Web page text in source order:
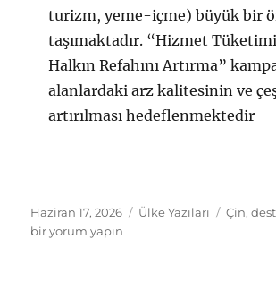
turizm, yeme-içme) büyük bir
taşımaktadır. “Hizmet
Halkın Refahını Artırma”
alanlardaki arz kalitesinin ve
artırılması hedeflenmektedir
Yayın
tarihi
Haziran 17, 2026 Kategoriler
Ülke Yazıları Etiketler
Çin,
bir yorum yapın